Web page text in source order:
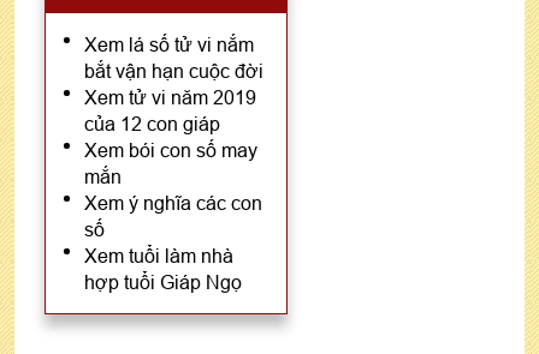
Xem lá số tử vi nắm
bắt vận hạn cuộc đời
Xem tử vi năm 2019
của 12 con giáp
Xem bói con số may
mắn
Xem ý nghĩa các con
số
Xem tuổi làm nhà
hợp tuổi Giáp Ngọ